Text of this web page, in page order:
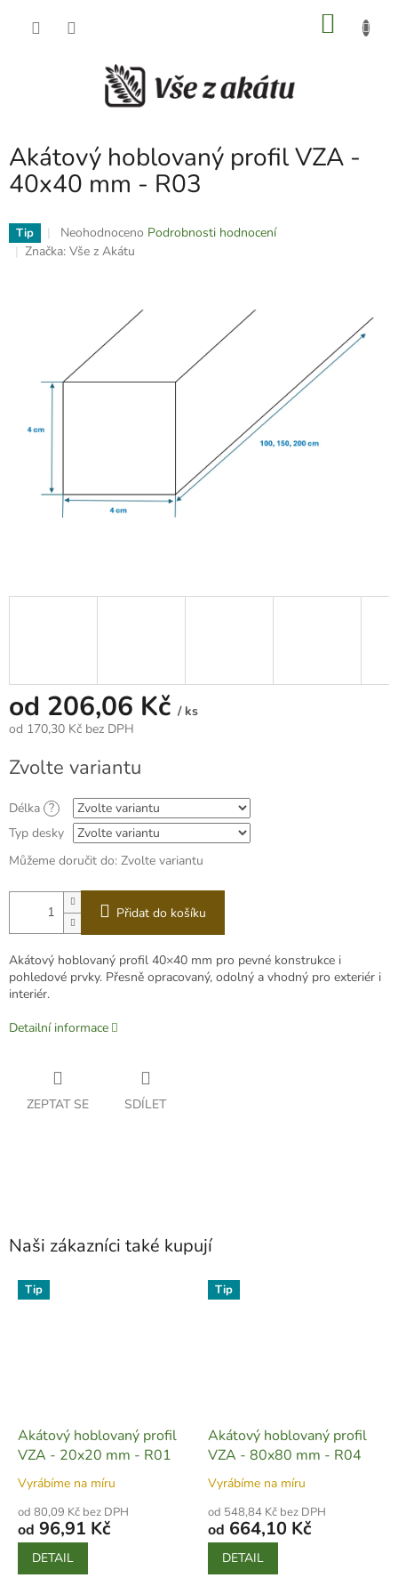
Akátový hoblovaný profil VZA -
40x40 mm - R03
Tip
Průměrné
hodnocení
hvězdiček.
Neohodnoceno Podrobnosti hodnocení
Značka: Vše z Akátu
od 206,06 Kč / ks
od 170,30 Kč bez DPH
cena:
Zvolte variantu
Délka ?
Typ desky
Můžeme doručit do: Zvolte variantu
Přidat do košíku
Akátový hoblovaný profil 40×40 mm pro pevné konstrukce i
pohledové prvky. Přesně opracovaný, odolný a vhodný pro exteriér i
interiér.
Detailní informace
ZEPTAT SE SDÍLET
Naši zákazníci také kupují
Tip
Akátový hoblovaný profil
VZA - 20x20 mm - R01
Vyrábíme na míru
od 80,09 Kč bez DPH
od 96,91 Kč
DETAIL
Tip
Akátový hoblovaný profil
VZA - 80x80 mm - R04
Vyrábíme na míru
od 548,84 Kč bez DPH
od 664,10 Kč
DETAIL